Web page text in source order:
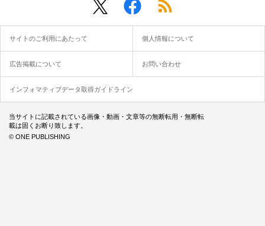
サイトのご利用にあたって 個人情報について
広告掲載について お問い合わせ
インフォマティブデータ取得ガイドライン
当サイトに記載されている画像・動画・文章等の無断転用・無断転
載は固くお断り致します。
© ONE PUBLISHING